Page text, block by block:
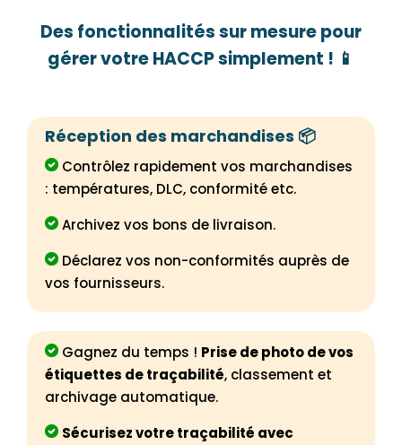
Des fonctionnalités sur mesure pour
gérer votre HACCP simplement ! 📱
Réception des marchandises 📦
Contrôlez rapidement vos marchandises
: températures, DLC, conformité etc.
Archivez vos bons de livraison.
Déclarez vos non-conformités auprès de
vos fournisseurs.
Gagnez du temps ! Prise de photo de vos
étiquettes de traçabilité, classement et
archivage automatique.
Sécurisez votre traçabilité avec